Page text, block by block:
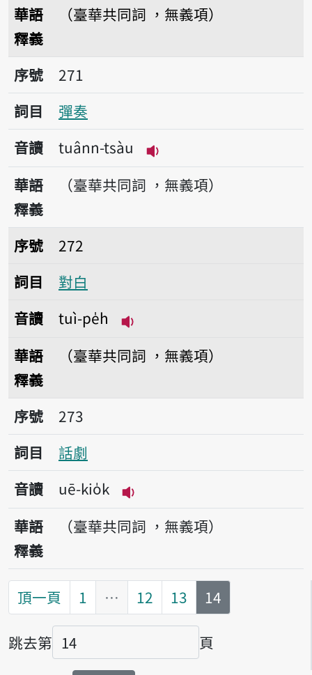
華語
釋義
（臺華共同詞 ，無義項）
序號271彈奏
序號
271
詞目
彈奏
音讀
tuânn-tsàu
播放音讀tuânn-tsàu
華語
釋義
（臺華共同詞 ，無義項）
序號272對白
序號
272
詞目
對白
音讀
tuì-pe̍h
華語
釋義
（臺華共同詞 ，無義項）
序號273話劇
序號
273
詞目
話劇
音讀
uē-kio̍k
播放音讀uē-kio̍k
華語
釋義
（臺華共同詞 ，無義項）
頂一頁 1 … 12 13 第
14
跳去第
頁碼
頁